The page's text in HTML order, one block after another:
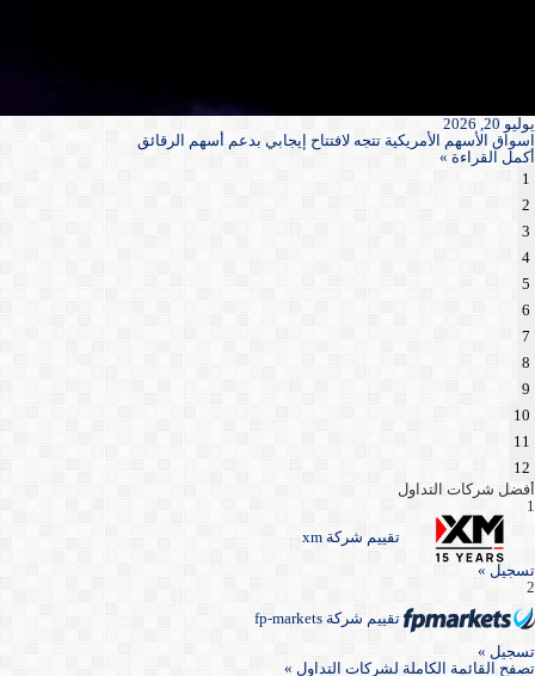
يوليو 20, 2026
اسواق الأسهم الأمريكية تتجه لافتتاح إيجابي بدعم أسهم الرقائق
أكمل القراءة »
1
2
3
4
5
6
7
8
9
10
11
12
أفضل شركات التداول
1
تقييم شركة xm
تسجيل »
2
تقييم شركة fp-markets
تسجيل »
تصفح القائمة الكاملة لشركات التداول »